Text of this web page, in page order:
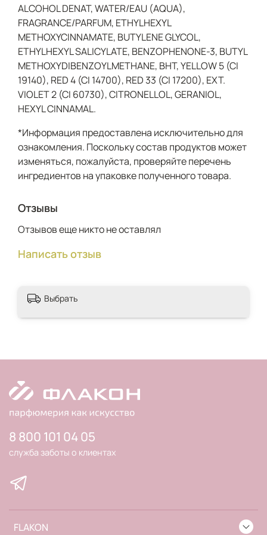
ALCOHOL DENAT, WATER/EAU (AQUA),
FRAGRANCE/PARFUM, ETHYLHEXYL
METHOXYCINNAMATE, BUTYLENE GLYCOL,
ETHYLHEXYL SALICYLATE, BENZOPHENONE-3, BUTYL
METHOXYDIBENZOYLMETHANE, BHT, YELLOW 5 (CI
19140), RED 4 (CI 14700), RED 33 (CI 17200), EXT.
VIOLET 2 (CI 60730), CITRONELLOL, GERANIOL,
HEXYL CINNAMAL.
*Информация предоставлена исключительно для
ознакомления. Поскольку состав продуктов может
изменяться, пожалуйста, проверяйте перечень
ингредиентов на упаковке полученного товара.
Отзывы
Отзывов еще никто не оставлял
Написать отзыв
Выбрать
FLAKON
8 800 101 04 05
служба заботы о клиентах